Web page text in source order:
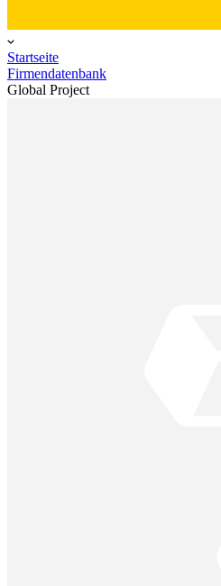
Startseite
Firmendatenbank
Global Project